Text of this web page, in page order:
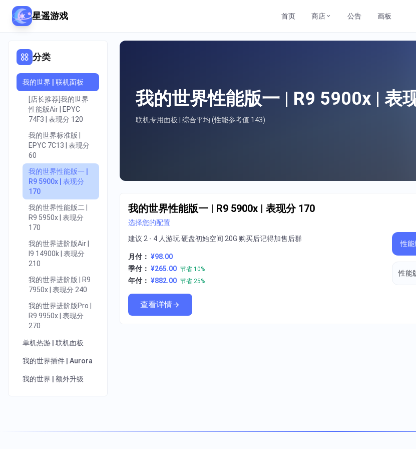
星遥游戏 首页 商店 公告 画板
分类
我的世界 | 联机面板
[店长推荐]我的世界
性能版Air | EPYC
74F3 | 表现分 120
我的世界标准版 |
EPYC 7C13 | 表现分
60
我的世界性能版一 |
R9 5900x | 表现分
170
我的世界性能版二 |
R9 5950x | 表现分
170
我的世界进阶版Air |
I9 14900k | 表现分
210
我的世界进阶版 | R9
7950x | 表现分 240
我的世界进阶版Pro |
R9 9950x | 表现分
270
单机热游 | 联机面板
我的世界插件 | Aurora
我的世界 | 额外升级
我的世界性能版一 | R9 5900x | 表
联机专用面板 | 综合平均 (性能参考值 143)
我的世界性能版一 | R9 5900x | 表现分 170
选择您的配置
建议 2 - 4 人游玩 硬盘初始空间 20G 购买后记得加售后群
月付： ¥98.00
季付： ¥265.00 节省 10%
年付： ¥882.00 节省 25%
查看详情
性能
性能